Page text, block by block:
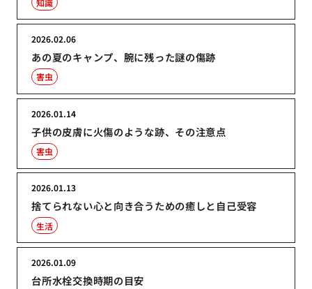
あの夏のキャンプ、腕に残った謎の傷跡
2026.02.06
害虫
子供の皮膚に火傷のような跡、その注意点
2026.01.14
害虫
捨てられない心と向き合うための癒しと自己受容
2026.01.13
生活
台所水栓交換時期の目安
2026.01.09